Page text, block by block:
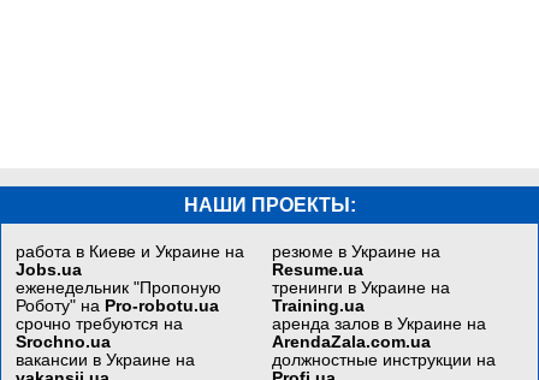
НАШИ ПРОЕКТЫ:
работа в Киеве и Украине на
Jobs.ua
еженедельник "Пропоную
Роботу" на Pro-robotu.ua
срочно требуются на
Srochno.ua
вакансии в Украине на
резюме в Украине на
Resume.ua
тренинги в Украине на
Training.ua
аренда залов в Украине на
ArendaZala.com.ua
должностные инструкции на